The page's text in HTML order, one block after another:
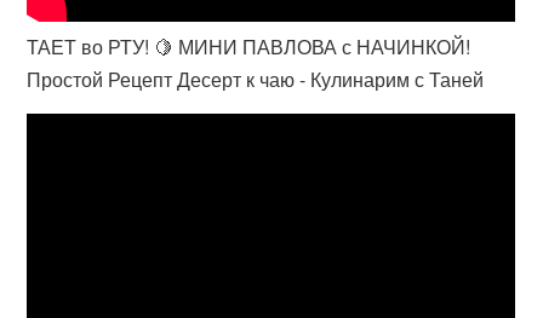
ТАЕТ во РТУ! 🍋 МИНИ ПАВЛОВА с НАЧИНКОЙ!
Простой Рецепт Десерт к чаю - Кулинарим с Таней